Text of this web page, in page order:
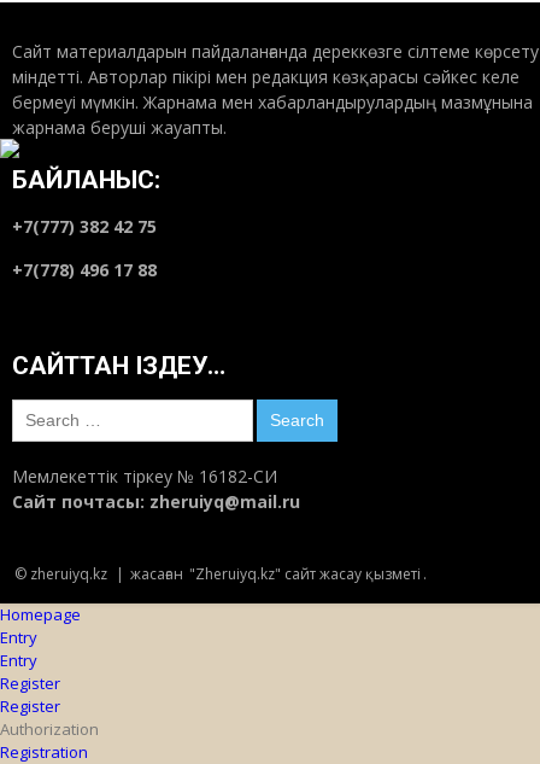
Сайт материалдарын пайдаланғанда дереккөзге сілтеме көрсету
міндетті. Авторлар пікірі мен редакция көзқарасы сәйкес келе
бермеуі мүмкін. Жарнама мен хабарландырулардың мазмұнына
жарнама беруші жауапты.
БАЙЛАНЫС:
+7(777) 382 42 75
+7(778) 496 17 88
САЙТТАН ІЗДЕУ…
Search
for:
Мемлекеттік тіркеу № 16182-СИ
Сайт почтасы: zheruiyq@mail.ru
© zheruiyq.kz | жасаған "Zheruiyq.kz" сайт жасау қызметі .
Homepage
Entry
Entry
Register
Register
Authorization
Registration